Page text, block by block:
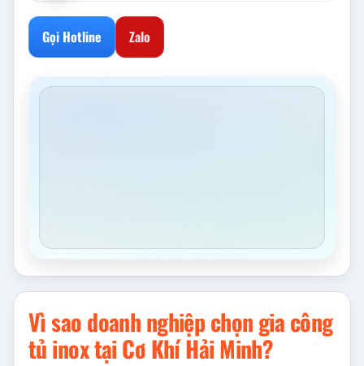
Gọi Hotline Zalo
Vì sao doanh nghiệp chọn gia công
tủ inox tại Cơ Khí Hải Minh?